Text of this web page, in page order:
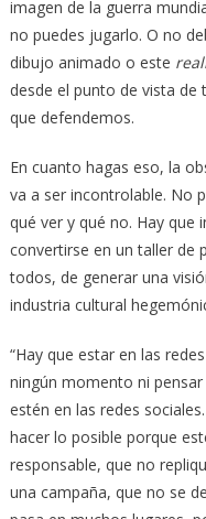
imagen de la guerra
no puedes jugarlo. O no
dibujo animado o este
desde el punto de vista de
que defendemos.
En cuanto hagas eso, la
va a ser incontrolable. No
qué ver y qué no. Hay que
convertirse en un taller de
todos, de generar una
industria cultural
“Hay que estar en las
ningún momento ni
estén en las redes
hacer lo posible porque
responsable, que no
una campaña, que no se